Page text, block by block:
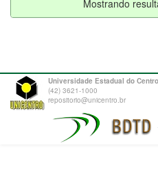
Mostrando
Universidade Estadual do
(42) 3621-1000
repositorio@unicentro.br